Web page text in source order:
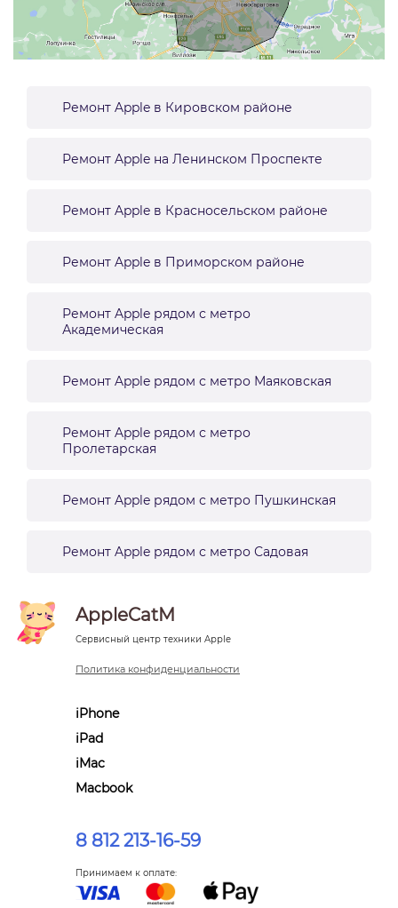
Ремонт Apple в Кировском районе
Ремонт Apple на Ленинском Проспекте
Ремонт Apple в Красносельском районе
Ремонт Apple в Приморском районе
Ремонт Apple рядом с метро
Академическая
Ремонт Apple рядом с метро Маяковская
Ремонт Apple рядом с метро
Пролетарская
Ремонт Apple рядом с метро Пушкинская
Ремонт Apple рядом с метро Садовая
AppleCatM
Сервисный центр техники Apple
Политика конфиденциальности
iPhone
iPad
iMac
Macbook
Принимаем к оплате:
8 812 213-16-59